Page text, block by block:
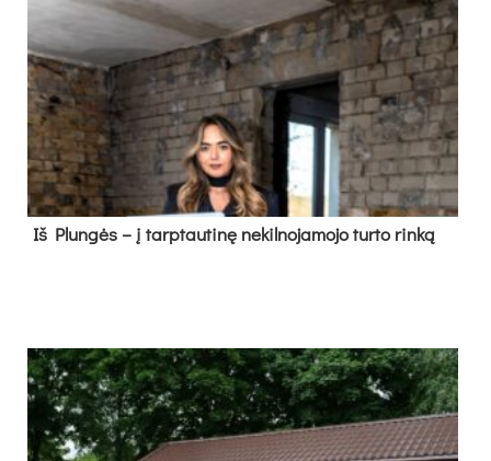
Iš Plungės – į tarptautinę nekilnojamojo turto rinką